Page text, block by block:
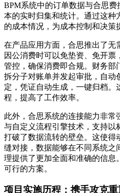
BPM系统中的订单数据与合思
本的实时归集和统计。通过这种
的成本情况，为成本控制和决策
在产品应用方面，合思推出了无
因公消费时可以免垫资、免开
管控，确保消费即合规。财务部
拆分子对账单并发起审批，自动
定，凭证自动生成，一键归档。
程，提高了工作效率。
此外，合思系统的连接能力非常
与自定义流程引擎技术，支持以
打破了数据流转的壁垒。这使得
缝对接，数据能够在不同系统之
理提供了更加全面和准确的信息
可行的方案。
项目实施历程：携手攻克